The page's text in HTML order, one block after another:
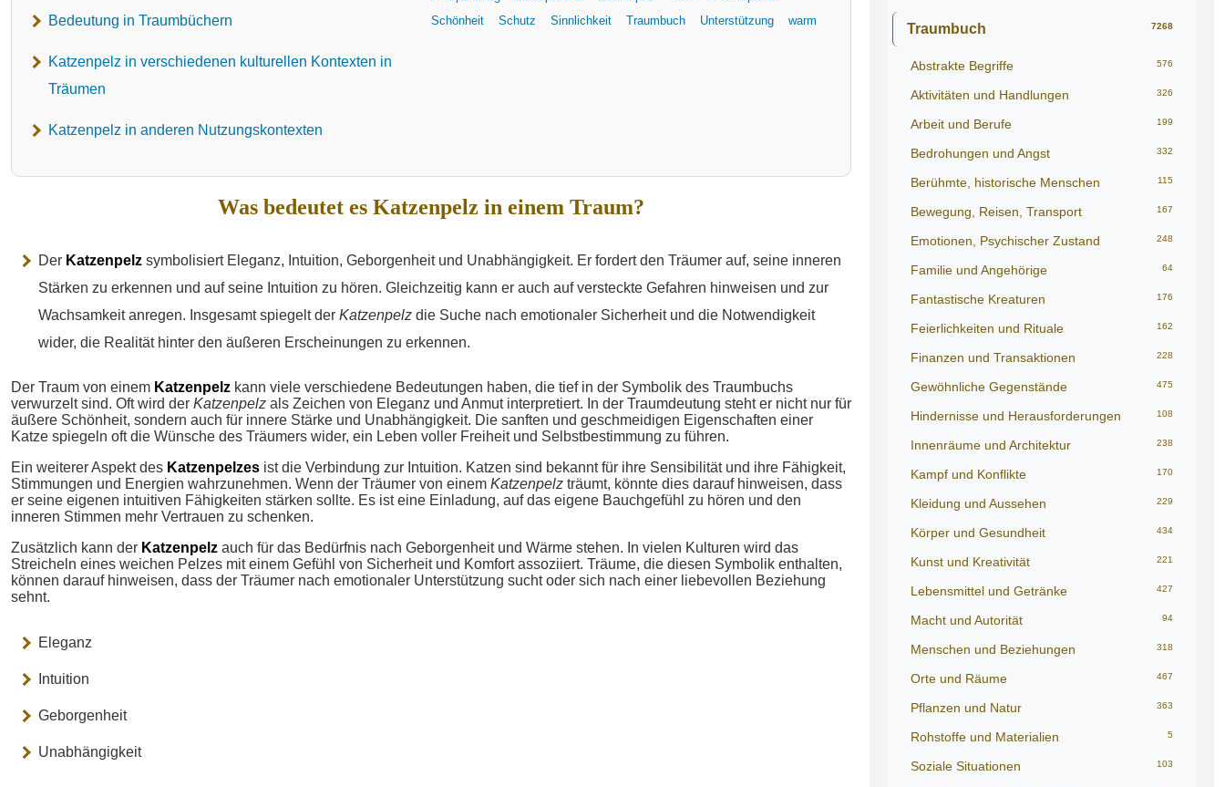
Bedeutung in Traumbüchern
Katzenpelz in verschiedenen kulturellen Kontexten in
Träumen
Katzenpelz in anderen Nutzungskontexten
Schönheit
Schutz Sinnlichkeit Traumbuch Unterstützung warm
Was bedeutet es Katzenpelz in einem Traum?
Der Katzenpelz symbolisiert Eleganz, Intuition, Geborgenheit und Unabhängigkeit. Er fordert den Träumer auf, seine inneren
Stärken zu erkennen und auf seine Intuition zu hören. Gleichzeitig kann er auch auf versteckte Gefahren hinweisen und zur
Wachsamkeit anregen. Insgesamt spiegelt der Katzenpelz die Suche nach emotionaler Sicherheit und die Notwendigkeit
wider, die Realität hinter den äußeren Erscheinungen zu erkennen.
Der Traum von einem Katzenpelz kann viele verschiedene Bedeutungen haben, die tief in der Symbolik des Traumbuchs
verwurzelt sind. Oft wird der Katzenpelz als Zeichen von Eleganz und Anmut interpretiert. In der Traumdeutung steht er nicht nur für
äußere Schönheit, sondern auch für innere Stärke und Unabhängigkeit. Die sanften und geschmeidigen Eigenschaften einer
Katze spiegeln oft die Wünsche des Träumers wider, ein Leben voller Freiheit und Selbstbestimmung zu führen.
Ein weiterer Aspekt des Katzenpelzes ist die Verbindung zur Intuition. Katzen sind bekannt für ihre Sensibilität und ihre Fähigkeit,
Stimmungen und Energien wahrzunehmen. Wenn der Träumer von einem Katzenpelz träumt, könnte dies darauf hinweisen, dass
er seine eigenen intuitiven Fähigkeiten stärken sollte. Es ist eine Einladung, auf das eigene Bauchgefühl zu hören und den
inneren Stimmen mehr Vertrauen zu schenken.
Zusätzlich kann der Katzenpelz auch für das Bedürfnis nach Geborgenheit und Wärme stehen. In vielen Kulturen wird das
Streicheln eines weichen Pelzes mit einem Gefühl von Sicherheit und Komfort assoziiert. Träume, die diesen Symbolik enthalten,
können darauf hinweisen, dass der Träumer nach emotionaler Unterstützung sucht oder sich nach einer liebevollen Beziehung
sehnt.
Eleganz
Intuition
Geborgenheit
Unabhängigkeit
Traumbuch 7268
Abstrakte Begriffe 576
Aktivitäten und Handlungen 326
Arbeit und Berufe 199
Bedrohungen und Angst 332
Berühmte, historische Menschen 115
Bewegung, Reisen, Transport 167
Emotionen, Psychischer Zustand 248
Familie und Angehörige 64
Fantastische Kreaturen 176
Feierlichkeiten und Rituale 162
Finanzen und Transaktionen 228
Gewöhnliche Gegenstände 475
Hindernisse und Herausforderungen 108
Innenräume und Architektur 238
Kampf und Konflikte 170
Kleidung und Aussehen 229
Körper und Gesundheit 434
Kunst und Kreativität 221
Lebensmittel und Getränke 427
Macht und Autorität 94
Menschen und Beziehungen 318
Orte und Räume 467
Pflanzen und Natur 363
Rohstoffe und Materialien 5
Soziale Situationen 103